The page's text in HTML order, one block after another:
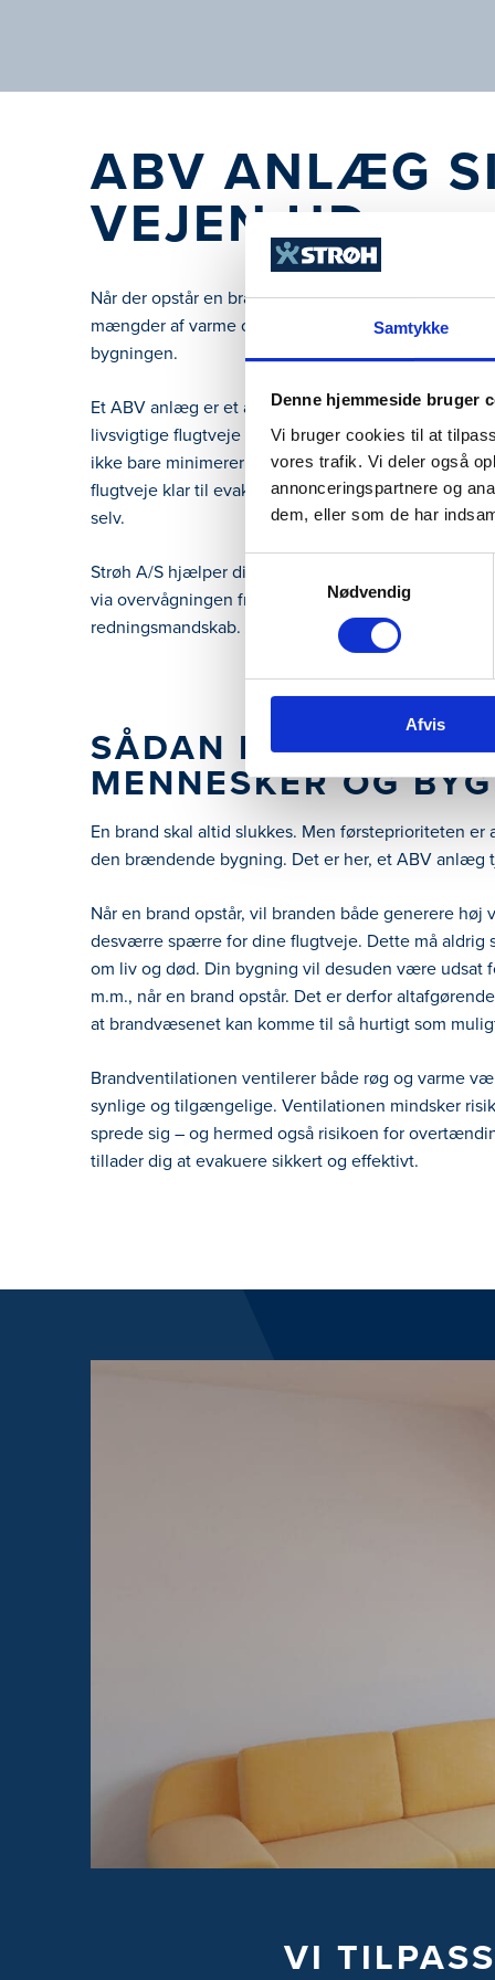
Samtykke
Denne hjemmeside bruger
Vi bruger cookies til at
vores trafik. Vi deler også
annonceringspartnere og
dem, eller som de har
Samtykkevalg
Nødvendig
Afvis
ABV ANLÆG
VEJEN UD
Når der opstår en brand, er der voldsomme kræfter
mængder af varme og røg, som kan gøre det
bygningen.
Et ABV anlæg er et automatisk
livsvigtige flugtveje ved brand. ABV anlægget
ikke bare minimerer risikoen for røggaseksplosion
flugtveje klar til evakuering. Det er med til at sikre
selv.
Strøh A/S hjælper dig med at opsætte effektive
via overvågningen fra et ABA-anlæg, men som
redningsmandskab.
SÅDAN BESKYTTER
MENNESKER OG
En brand skal altid slukkes. Men førsteprioriteten er
den brændende bygning. Det er her, et ABV anlæg
Når en brand opstår, vil branden både generere høj
desværre spærre for dine flugtveje. Dette må aldrig
om liv og død. Din bygning vil desuden være udsat
m.m., når en brand opstår. Det er derfor
at brandvæsenet kan komme til så hurtigt som
Brandventilationen ventilerer både røg og varme
synlige og tilgængelige. Ventilationen mindsker
sprede sig – og hermed også risikoen for
tillader dig at evakuere sikkert og effektivt.
VI